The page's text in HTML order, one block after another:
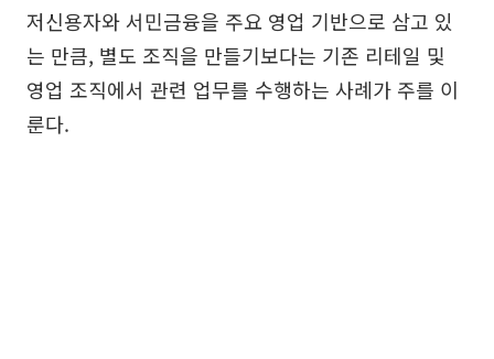
저신용자와 서민금융을 주요 영업 기반으로 삼고 있
는 만큼, 별도 조직을 만들기보다는 기존 리테일 및
영업 조직에서 관련 업무를 수행하는 사례가 주를 이
룬다.